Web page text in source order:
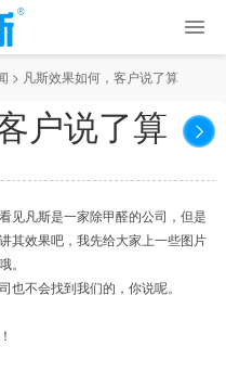
> 凡斯效果如何，客户说了算
户说了算
见凡斯是一家除甲醛的公司，但是
其效果吧，我先给大家上一些图片
。
不会找到我们的，你说呢。